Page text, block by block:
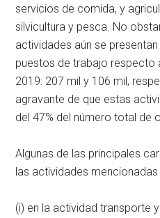
servicios de comida, y
silvicultura y pesca. No
actividades aún se
puestos de trabajo respecto
2019: 207 mil y 106 mil,
agravante de que estas
del 47% del número total de
Algunas de las principales
las actividades mencionadas
(i) en la actividad transporte